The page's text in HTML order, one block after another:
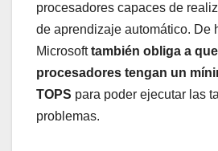
procesadores capaces de
de aprendizaje automático. De
Microsofttambién obliga a
procesadores tengan un
TOPS para poder ejecutar las
problemas.